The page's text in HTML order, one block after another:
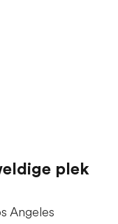
plek
Angeles